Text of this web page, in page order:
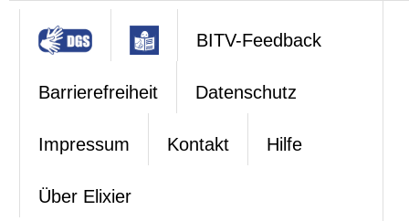
BITV-Feedback
Barrierefreiheit Datenschutz
Impressum Kontakt Hilfe
Über Elixier